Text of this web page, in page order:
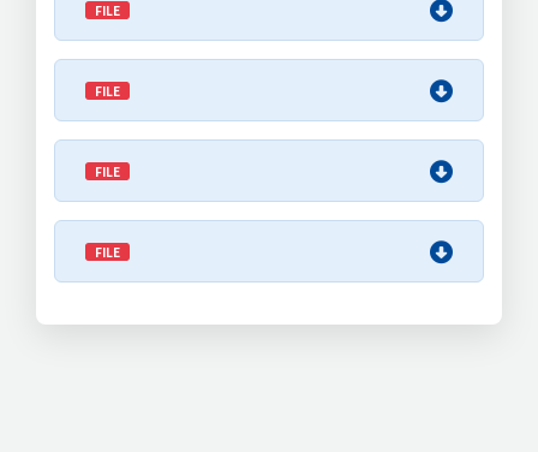
FILE
FILE
FILE
FILE